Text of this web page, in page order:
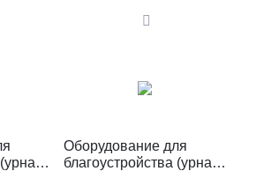
Оборудование для
благоустройства (урна)